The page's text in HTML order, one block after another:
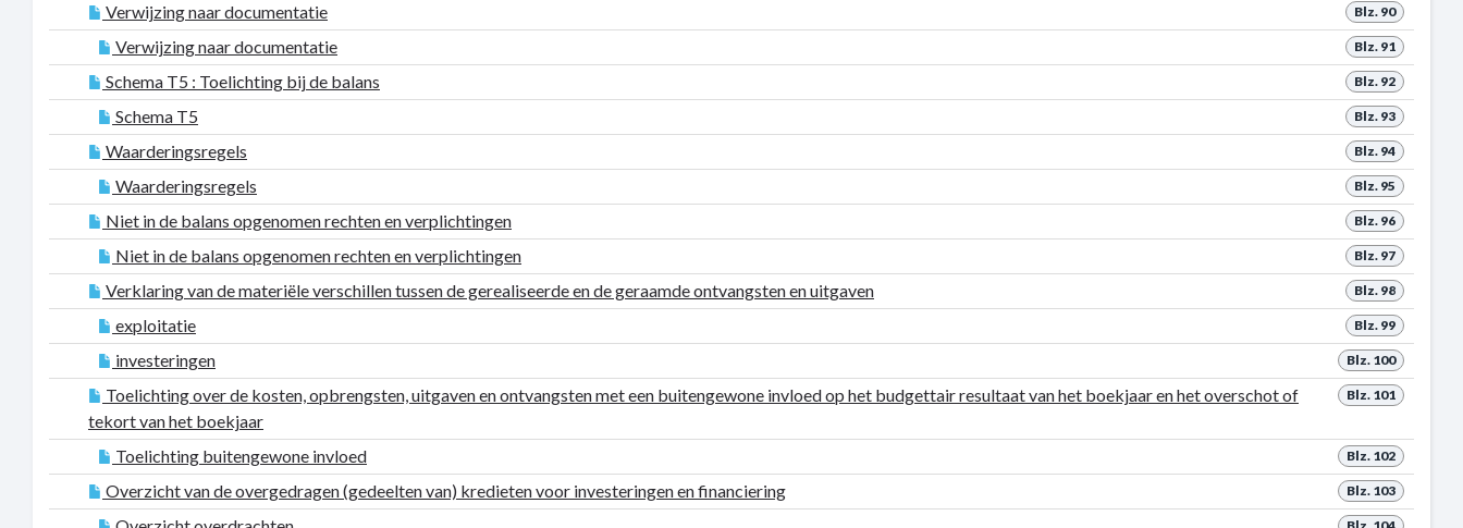
Blz. 90
Verwijzing naar documentatie
Blz. 91
Verwijzing naar documentatie
Blz. 92
Schema T5 : Toelichting bij de balans
Blz. 93
Schema T5
Blz. 94
Waarderingsregels
Blz. 95
Waarderingsregels
Blz. 96
Niet in de balans opgenomen rechten en verplichtingen
Blz. 97
Niet in de balans opgenomen rechten en verplichtingen
Blz. 98
Verklaring van de materiële verschillen tussen de gerealiseerde en de geraamde ontvangsten en uitgaven
Blz. 99
exploitatie
Blz. 100
investeringen
Blz. 101
Toelichting over de kosten, opbrengsten, uitgaven en ontvangsten met een buitengewone invloed op het budgettair resultaat van het boekjaar en het overschot of
tekort van het boekjaar
Blz. 102
Toelichting buitengewone invloed
Blz. 103
Overzicht van de overgedragen (gedeelten van) kredieten voor investeringen en financiering